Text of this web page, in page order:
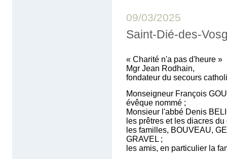
09/03/2025
Saint-Dié-des-
« Charité n'a pas d'heure »
Mgr Jean Rodhain,
fondateur du secours
Monseigneur François
évêque nommé ;
Monsieur l'abbé Denis
les prêtres et les diacres
les familles, BOUVEAU,
GRAVEL ;
les amis, en particulier la